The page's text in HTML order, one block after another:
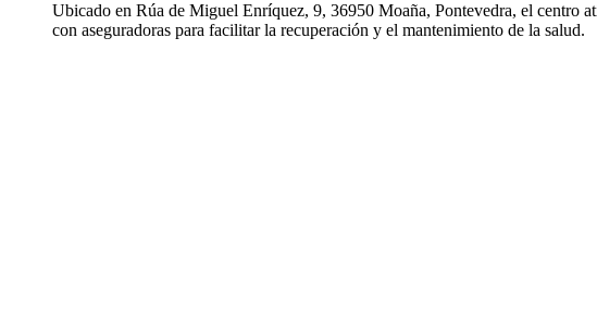
Ubicado en Rúa de Miguel Enríquez, 9, 36950 Moaña, Pontevedra, el centro
con aseguradoras para facilitar la recuperación y el mantenimiento de la salud.